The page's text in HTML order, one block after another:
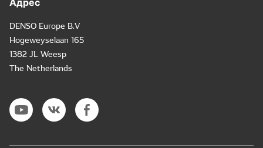
DENSO Europe B.V
Hogeweyselaan 165
1382 JL Weesp
The Netherlands